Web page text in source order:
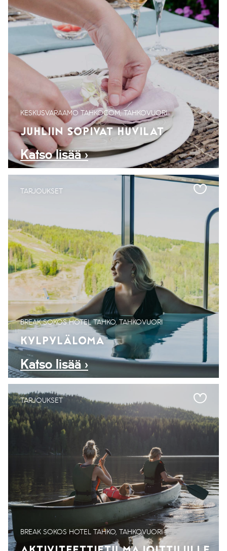
KESKUSVARAAMO TAHKOCOM, TAHKOVUORI
JUHLIIN SOPIVAT HUVILAT
Katso lisää ›
TARJOUKSET
BREAK SOKOS HOTEL TAHKO, TAHKOVUORI
KYLPYLÄLOMA
Katso lisää ›
TARJOUKSET
BREAK SOKOS HOTEL TAHKO, TAHKOVUORI